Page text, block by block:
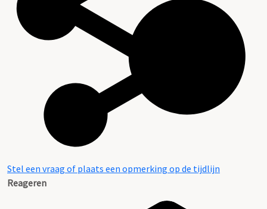
Stel een vraag of plaats een opmerking op de tijdlijn
Reageren